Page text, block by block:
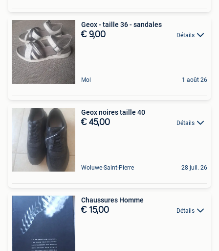
Geox - taille 36 - sandales
€ 9,00 Détails
Mol 1 août 26
Geox noires taille 40
€ 45,00 Détails
Woluwe-Saint-Pierre 28 juil. 26
Chaussures Homme
€ 15,00 Détails